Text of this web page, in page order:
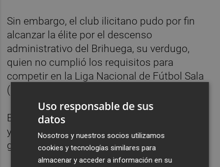
Sin embargo, el club ilicitano pudo por fin
alcanzar la élite por el descenso
administrativo del Brihuega, su verdugo,
quien no cumplió los requisitos para
competir en la Liga Nacional de Fútbol Sala
(LNFS).
El último precedente data del curso 2016-17
y el verdugo en esta ocasión fue el conjunto
gallego de O`Parrulo.
Uso responsable de sus
datos
Nosotros y nuestros socios utilizamos
cookies y tecnologías similares para
almacenar y acceder a información en su